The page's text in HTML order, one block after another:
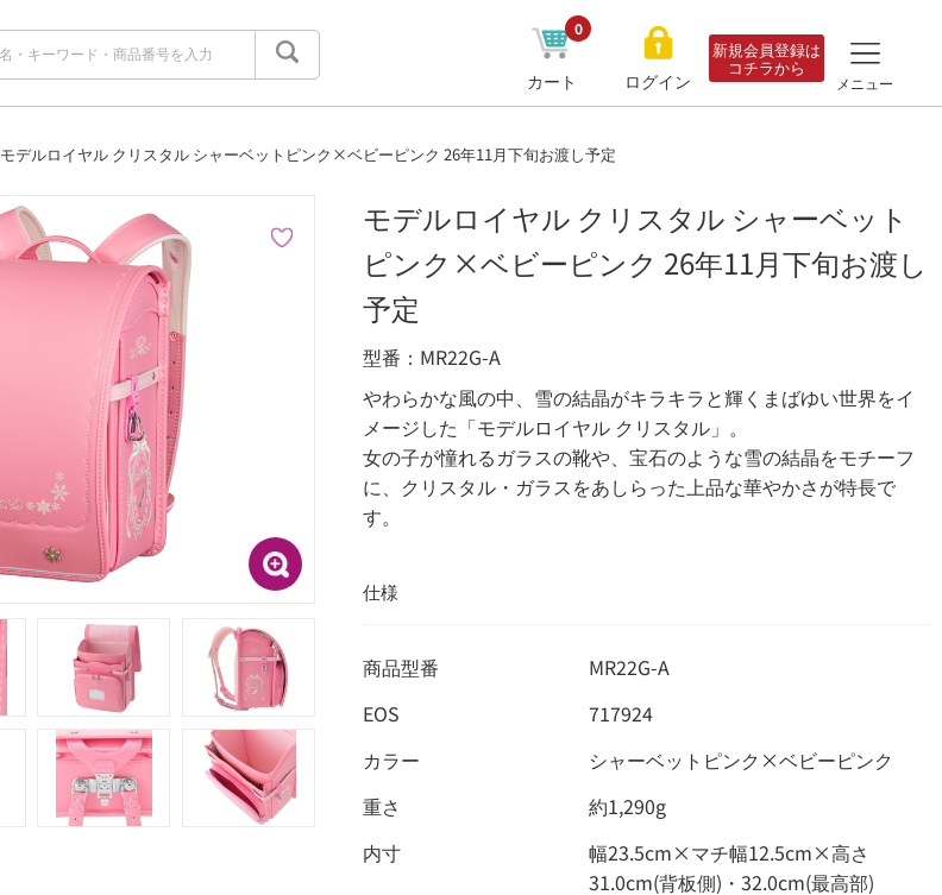
カート
0
ログイン
新規会員登録は
コチラから
メニュー
モデルロイヤル クリスタル シャーベットピンク×ベビーピンク 26年11月下旬お渡し予定
モデルロイヤル クリスタル シャーベット
ピンク×ベビーピンク 26年11月下旬お渡し
予定
型番
MR22G-A
やわらかな風の中、雪の結晶がキラキラと輝くまばゆい世界をイ
メージした「モデルロイヤル クリスタル」。
女の子が憧れるガラスの靴や、宝石のような雪の結晶をモチーフ
に、クリスタル・ガラスをあしらった上品な華やかさが特長で
す。
仕様
商品型番
MR22G-A
EOS
717924
カラー
シャーベットピンク×ベビーピンク
重さ
約1,290g
内寸
幅23.5cm×マチ幅12.5cm×高さ
31.0cm(背板側)・32.0cm(最高部)